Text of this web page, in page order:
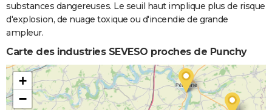
substances dangereuses. Le seuil haut implique plus de risque
d'explosion, de nuage toxique ou d'incendie de grande
ampleur.
Carte des industries SEVESO proches de Punchy
+
−